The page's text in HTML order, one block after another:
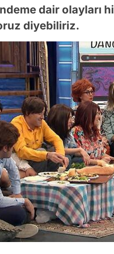
dair olayları
diyebiliriz.